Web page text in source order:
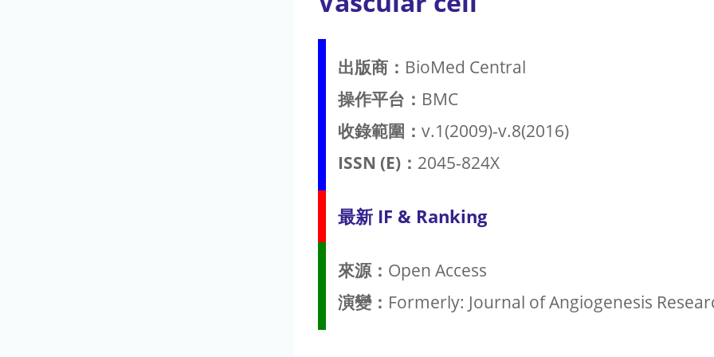
出版商： BioMed Central
操作平台： BMC
收錄範圍： v.1(2009)-v.8(2016)
ISSN (E)： 2045-824X
最新 IF & Ranking
來源： Open Access
演變： Formerly: Journal of Angiogenesis